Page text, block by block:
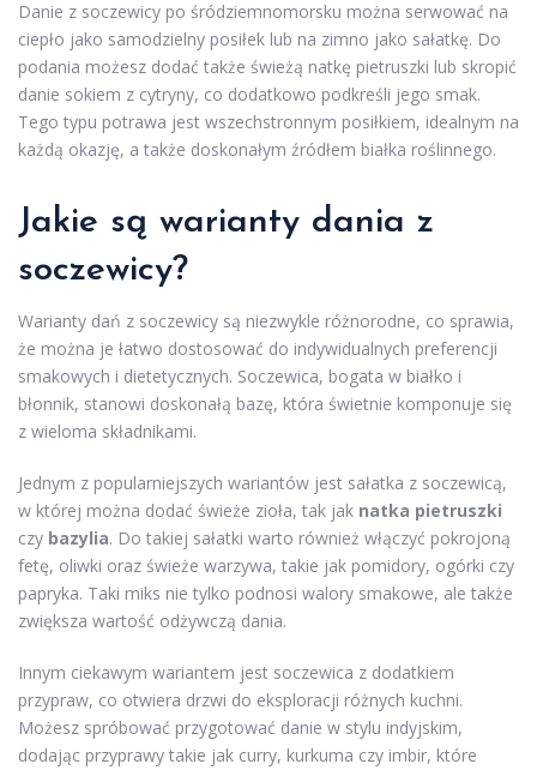
Danie z soczewicy po śródziemnomorsku można serwować na
ciepło jako samodzielny posiłek lub na zimno jako sałatkę. Do
podania możesz dodać także świeżą natkę pietruszki lub skropić
danie sokiem z cytryny, co dodatkowo podkreśli jego smak.
Tego typu potrawa jest wszechstronnym posiłkiem, idealnym na
każdą okazję, a także doskonałym źródłem białka roślinnego.
Jakie są warianty dania z
soczewicy?
Warianty dań z soczewicy są niezwykle różnorodne, co sprawia,
że można je łatwo dostosować do indywidualnych preferencji
smakowych i dietetycznych. Soczewica, bogata w białko i
błonnik, stanowi doskonałą bazę, która świetnie komponuje się
z wieloma składnikami.
Jednym z popularniejszych wariantów jest sałatka z soczewicą,
w której można dodać świeże zioła, tak jak natka pietruszki
czy bazylia. Do takiej sałatki warto również włączyć pokrojoną
fetę, oliwki oraz świeże warzywa, takie jak pomidory, ogórki czy
papryka. Taki miks nie tylko podnosi walory smakowe, ale także
zwiększa wartość odżywczą dania.
Innym ciekawym wariantem jest soczewica z dodatkiem
przypraw, co otwiera drzwi do eksploracji różnych kuchni.
Możesz spróbować przygotować danie w stylu indyjskim,
dodając przyprawy takie jak curry, kurkuma czy imbir, które